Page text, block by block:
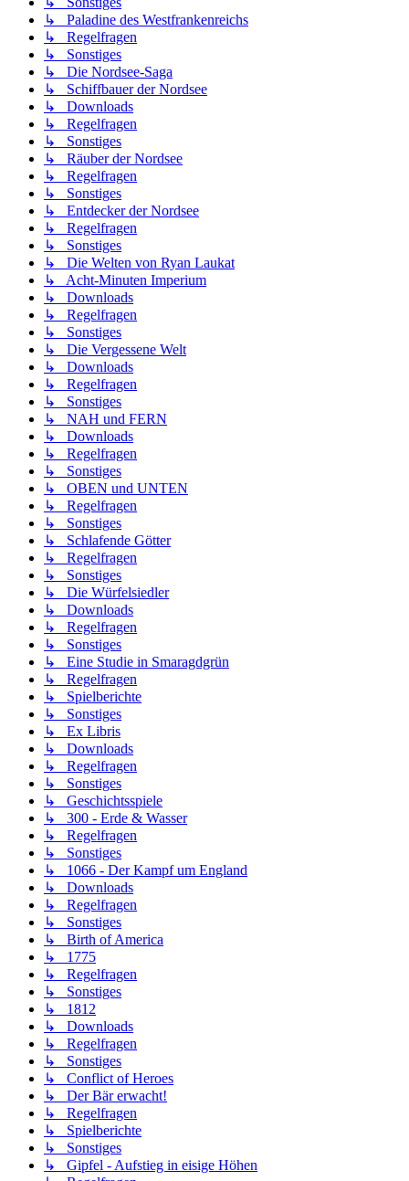
↳ Paladine des Westfrankenreichs
↳ Regelfragen
↳ Sonstiges
↳ Die Nordsee-Saga
↳ Schiffbauer der Nordsee
↳ Downloads
↳ Regelfragen
↳ Sonstiges
↳ Räuber der Nordsee
↳ Regelfragen
↳ Sonstiges
↳ Entdecker der Nordsee
↳ Regelfragen
↳ Sonstiges
↳ Die Welten von Ryan Laukat
↳ Acht-Minuten Imperium
↳ Downloads
↳ Regelfragen
↳ Sonstiges
↳ Die Vergessene Welt
↳ Downloads
↳ Regelfragen
↳ Sonstiges
↳ NAH und FERN
↳ Downloads
↳ Regelfragen
↳ Sonstiges
↳ OBEN und UNTEN
↳ Regelfragen
↳ Sonstiges
↳ Schlafende Götter
↳ Regelfragen
↳ Sonstiges
↳ Die Würfelsiedler
↳ Downloads
↳ Regelfragen
↳ Sonstiges
↳ Eine Studie in Smaragdgrün
↳ Regelfragen
↳ Spielberichte
↳ Sonstiges
↳ Ex Libris
↳ Downloads
↳ Regelfragen
↳ Sonstiges
↳ Geschichtsspiele
↳ 300 - Erde & Wasser
↳ Regelfragen
↳ Sonstiges
↳ 1066 - Der Kampf um England
↳ Downloads
↳ Regelfragen
↳ Sonstiges
↳ Birth of America
↳ 1775
↳ Regelfragen
↳ Sonstiges
↳ 1812
↳ Downloads
↳ Regelfragen
↳ Sonstiges
↳ Conflict of Heroes
↳ Der Bär erwacht!
↳ Regelfragen
↳ Spielberichte
↳ Sonstiges
↳ Gipfel - Aufstieg in eisige Höhen